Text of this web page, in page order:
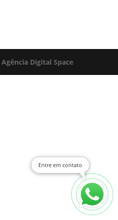
Agência Digital Space
Entre em contato